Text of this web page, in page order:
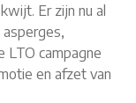
Er zijn nu al
LTO campagne
en afzet van